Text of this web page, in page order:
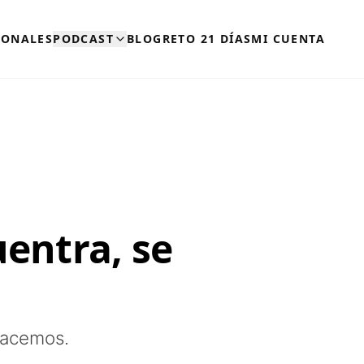
PODCAST BLOG RETO 21 DÍASMI CUENTA
se